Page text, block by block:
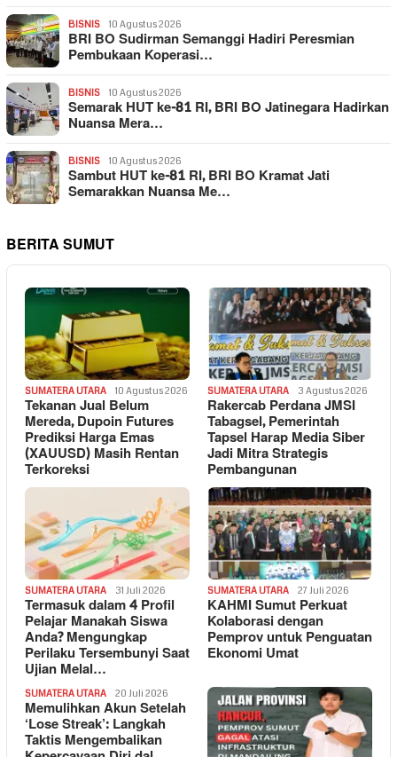
BISNIS 10 Agustus 2026
BRI BO Sudirman Semanggi Hadiri Peresmian
Pembukaan Koperasi…
BISNIS 10 Agustus 2026
Semarak HUT ke-81 RI, BRI BO Jatinegara Hadirkan
Nuansa Mera…
BISNIS 10 Agustus 2026
Sambut HUT ke-81 RI, BRI BO Kramat Jati
Semarakkan Nuansa Me…
BERITA SUMUT
SUMATERA UTARA 10 Agustus 2026
Tekanan Jual Belum
Mereda, Dupoin Futures
Prediksi Harga Emas
(XAUUSD) Masih Rentan
Terkoreksi
SUMATERA UTARA 3 Agustus 2026
Rakercab Perdana JMSI
Tabagsel, Pemerintah
Tapsel Harap Media Siber
Jadi Mitra Strategis
Pembangunan
SUMATERA UTARA 31 Juli 2026
Termasuk dalam 4 Profil
Pelajar Manakah Siswa
Anda? Mengungkap
Perilaku Tersembunyi Saat
Ujian Melal…
SUMATERA UTARA 27 Juli 2026
KAHMI Sumut Perkuat
Kolaborasi dengan
Pemprov untuk Penguatan
Ekonomi Umat
SUMATERA UTARA 20 Juli 2026
Memulihkan Akun Setelah
‘Lose Streak’: Langkah
Taktis Mengembalikan